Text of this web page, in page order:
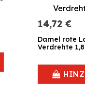
14,72 €
Damel rote
Verdrehte